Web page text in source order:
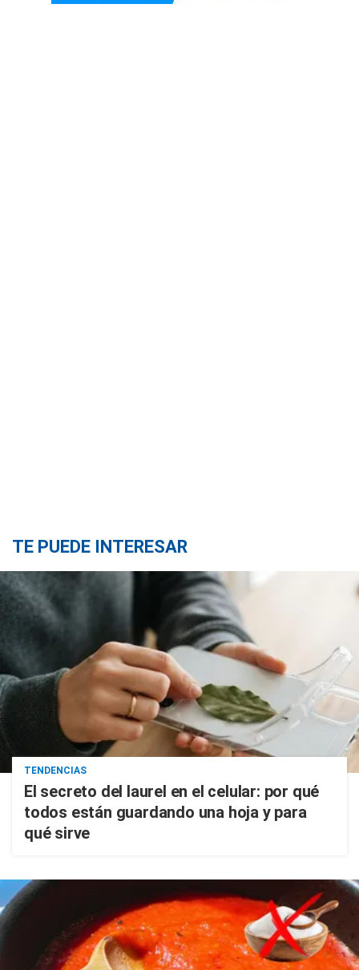
TE PUEDE INTERESAR
TENDENCIAS
El secreto del laurel en el celular: por qué
todos están guardando una hoja y para
qué sirve